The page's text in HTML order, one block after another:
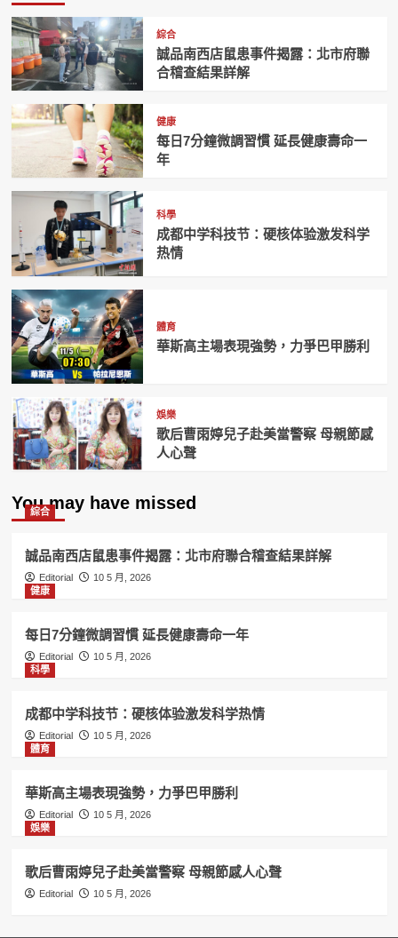
綜合
誠品南西店鼠患事件揭露：北市府聯
合稽查結果詳解
健康
每日7分鐘微調習慣 延長健康壽命一
年
科學
成都中学科技节：硬核体验激发科学
热情
體育
華斯高主場表現強勢，力爭巴甲勝利
娛樂
歌后曹雨婷兒子赴美當警察 母親節感
人心聲
You may have missed
綜合
誠品南西店鼠患事件揭露：北市府聯合稽查結果詳解
Editorial
10 5 月, 2026
健康
每日7分鐘微調習慣 延長健康壽命一年
Editorial
10 5 月, 2026
科學
成都中学科技节：硬核体验激发科学热情
Editorial
10 5 月, 2026
體育
華斯高主場表現強勢，力爭巴甲勝利
Editorial
10 5 月, 2026
娛樂
歌后曹雨婷兒子赴美當警察 母親節感人心聲
Editorial 10 5 月, 2026